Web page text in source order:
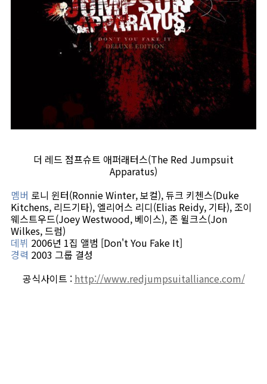
더 레드 점프슈트 애퍼래터스(The Red Jumpsuit
Apparatus)
멤버 로니 윈터(Ronnie Winter, 보컬), 듀크 키첸스(Duke
Kitchens, 리드기타), 엘리어스 리디(Elias Reidy, 기타), 조이
웨스트우드(Joey Westwood, 베이스), 존 윌크스(Jon
Wilkes, 드럼)
데뷔 2006년 1집 앨범 [Don't You Fake It]
경력 2003 그룹 결성
공식사이트 : http://www.redjumpsuitalliance.com/